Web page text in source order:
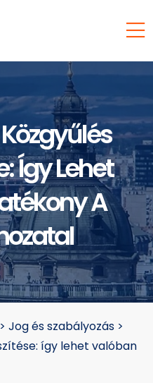
Így Lehet
A
> Jog és szabályozás >
így lehet valóban